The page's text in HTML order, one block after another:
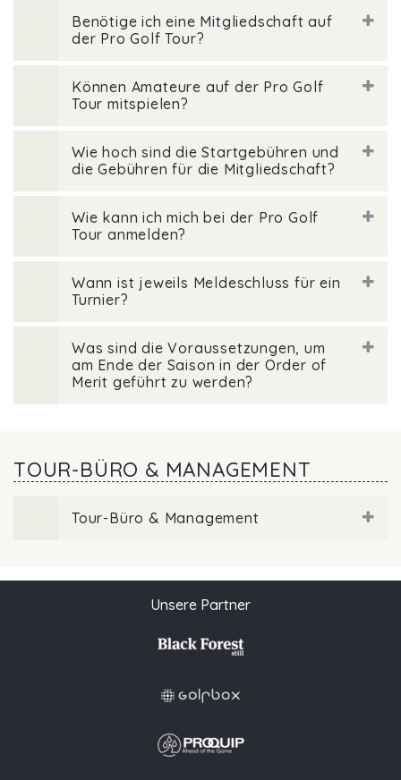
Benötige ich eine Mitgliedschaft auf
der Pro Golf Tour?
Können Amateure auf der Pro Golf
Tour mitspielen?
Wie hoch sind die Startgebühren und
die Gebühren für die Mitgliedschaft?
Wie kann ich mich bei der Pro Golf
Tour anmelden?
Wann ist jeweils Meldeschluss für ein
Turnier?
Was sind die Voraussetzungen, um
am Ende der Saison in der Order of
Merit geführt zu werden?
TOUR-BÜRO & MANAGEMENT
Tour-Büro & Management
Unsere Partner